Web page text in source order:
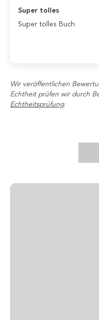
Super tolles
Super tolles Buch
Wir veröffentlichen
Echtheit prüfen wir durch
Echtheitsprüfung.